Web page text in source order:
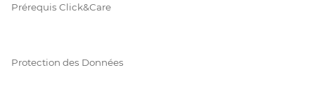
Prérequis Click&Care
Protection des Données